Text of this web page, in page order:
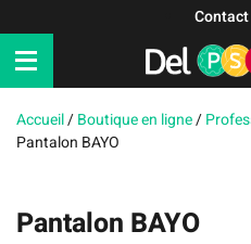
Contact
Accueil/Boutique en ligne/
Pantalon BAYO
Pantalon BAYO